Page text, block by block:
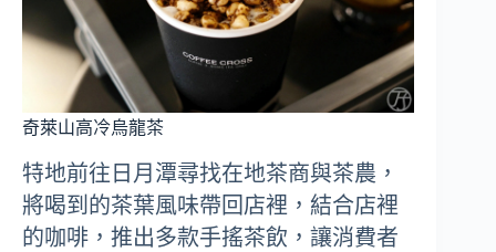
奇萊山高冷烏龍茶
特地前往日月潭尋找在地茶商與茶農，
將喝到的茶葉風味帶回店裡，結合店裡
的咖啡，推出多款手搖茶飲，讓消費者